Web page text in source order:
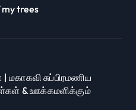
trees
சுப்பிரமணிய
& ஊக்கமளிக்கும்